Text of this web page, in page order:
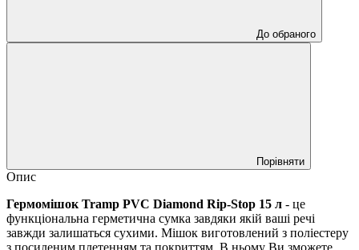
До обраного
Порівняти
Опис
Гермомішок Tramp PVC Diamond Rip-Stop 15 л - це
функціональна герметична сумка завдяки якій ваші речі
завжди залишаться сухими. Мішок виготовлений з поліестеру
з посиленим плетенням та покриттям. В ньому Ви зможете